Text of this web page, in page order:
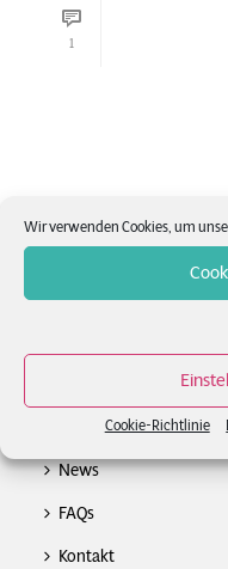
Wir verwenden Cookies, um
Cookie-Richtlinie
1
News
FAQs
Kontakt